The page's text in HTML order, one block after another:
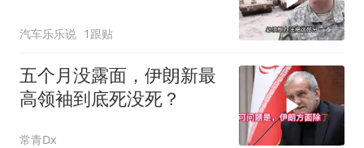
汽车乐乐说 1跟贴
五个月没露面，伊朗新最
高领袖到底死没死？
常青Dx